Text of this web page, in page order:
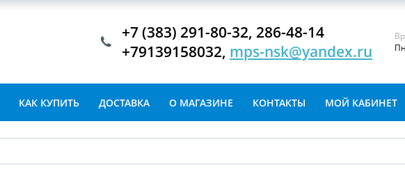
+7 (383) 291-80-32, 286-48-14
+79139158032, mps-nsk@yandex.ru
КАК КУПИТЬ ДОСТАВКА О МАГАЗИНЕ КОНТАКТЫ МОЙ КАБИНЕТ